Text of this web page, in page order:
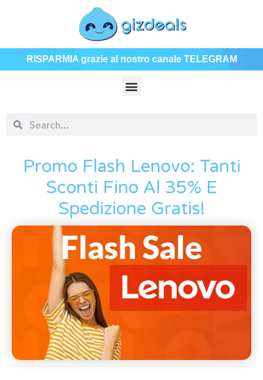
RISPARMIA grazie al nostro canale TELEGRAM
Promo Flash Lenovo: Tanti
Sconti Fino Al 35% E
Spedizione Gratis!